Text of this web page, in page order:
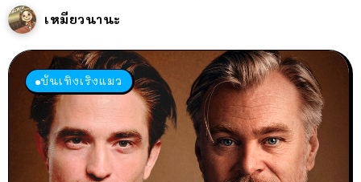
เหมียวนานะ
บันเทิงเริงแมว